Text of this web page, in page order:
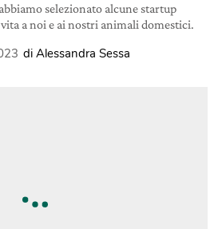
selezionato alcune startup
a noi e ai nostri animali domestici.
di Alessandra Sessa